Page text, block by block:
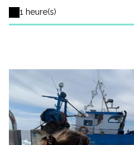
1 heure(s)